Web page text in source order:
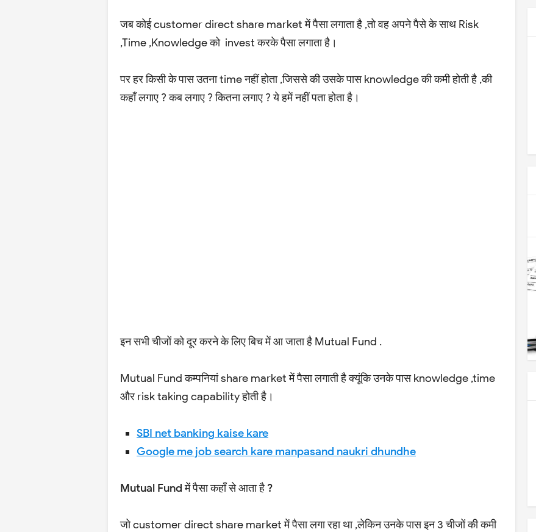
जब कोई customer direct share market में पैसा लगाता है ,तो वह अपने पैसे के साथ Risk
,Time ,Knowledge को invest करके पैसा लगाता है।
पर हर किसी के पास उतना time नहीं होता ,जिससे की उसके पास knowledge की कमी होती है ,की
कहाँ लगाए ? कब लगाए ? कितना लगाए ? ये हमें नहीं पता होता है।
इन सभी चीजों को दूर करने के लिए बिच में आ जाता है Mutual Fund .
Mutual Fund कम्पनियां share market में पैसा लगाती है क्यूंकि उनके पास knowledge ,time
और risk taking capability होती है।
SBI net banking kaise kare
Google me job search kare manpasand naukri dhundhe
Mutual Fund में पैसा कहाँ से आता है ?
जो customer direct share market में पैसा लगा रहा था ,लेकिन उनके पास इन 3 चीजों की कमी